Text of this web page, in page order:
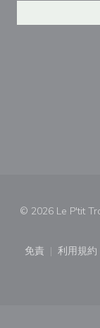
© 2026 Le P'tit
免責
((新しいウィ
利用規約
((